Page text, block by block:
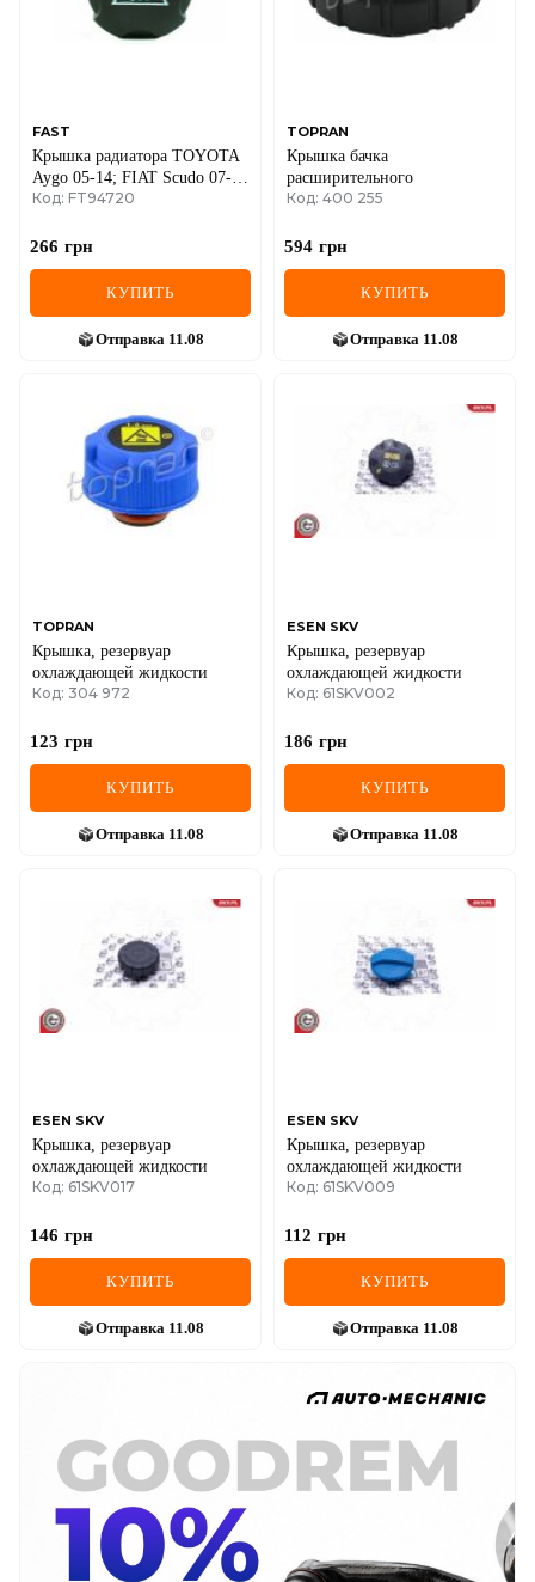
FAST
Крышка радиатора TOYOTA
Aygo 05-14; FIAT Scudo 07-
16, Scudo 95-07, Ulysse 02-10;
Партнер 08-, 308 (T7) 07-19,
08-18, Berlingo 96-08, C4 04-
Grandland 17-, Crossland 17-;
LANCIA Phedra 02-10
Код: FT94720
266 грн
КУПИТЬ
Отправка 11.08
TOPRAN
Крышка бачка
расширительного
Код: 400 255
594 грн
КУПИТЬ
Отправка 11.08
TOPRAN
Крышка, резервуар
охлаждающей жидкости
Код: 304 972
123 грн
КУПИТЬ
Отправка 11.08
ESEN SKV
Крышка, резервуар
охлаждающей жидкости
Код: 61SKV002
186 грн
КУПИТЬ
Отправка 11.08
ESEN SKV
Крышка, резервуар
охлаждающей жидкости
Код: 61SKV017
146 грн
КУПИТЬ
Отправка 11.08
ESEN SKV
Крышка, резервуар
охлаждающей жидкости
Код: 61SKV009
112 грн
КУПИТЬ
Отправка 11.08